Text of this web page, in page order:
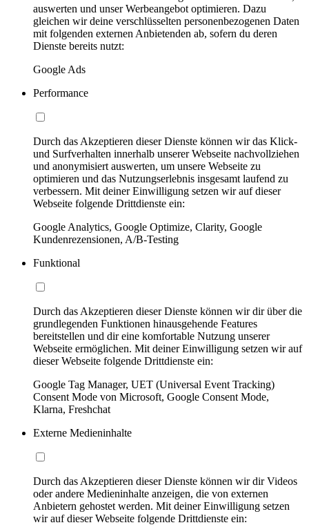
auswerten und unser Werbeangebot optimieren. Dazu
gleichen wir deine verschlüsselten personenbezogenen Daten
mit folgenden externen Anbietenden ab, sofern du deren
Dienste bereits nutzt:
Google Ads
Performance
Durch das Akzeptieren dieser Dienste können wir das Klick-
und Surfverhalten innerhalb unserer Webseite nachvollziehen
und anonymisiert auswerten, um unsere Webseite zu
optimieren und das Nutzungserlebnis insgesamt laufend zu
verbessern. Mit deiner Einwilligung setzen wir auf dieser
Webseite folgende Drittdienste ein:
Google Analytics, Google Optimize, Clarity, Google
Kundenrezensionen, A/B-Testing
Funktional
Durch das Akzeptieren dieser Dienste können wir dir über die
grundlegenden Funktionen hinausgehende Features
bereitstellen und dir eine komfortable Nutzung unserer
Webseite ermöglichen. Mit deiner Einwilligung setzen wir auf
dieser Webseite folgende Drittdienste ein:
Google Tag Manager, UET (Universal Event Tracking)
Consent Mode von Microsoft, Google Consent Mode,
Klarna, Freshchat
Externe Medieninhalte
Durch das Akzeptieren dieser Dienste können wir dir Videos
oder andere Medieninhalte anzeigen, die von externen
Anbietern gehostet werden. Mit deiner Einwilligung setzen
wir auf dieser Webseite folgende Drittdienste ein: